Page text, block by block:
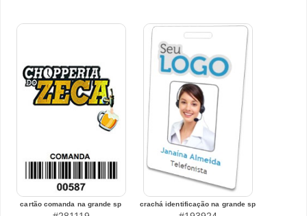
cartão comanda na grande sp crachá identificação na grande sp